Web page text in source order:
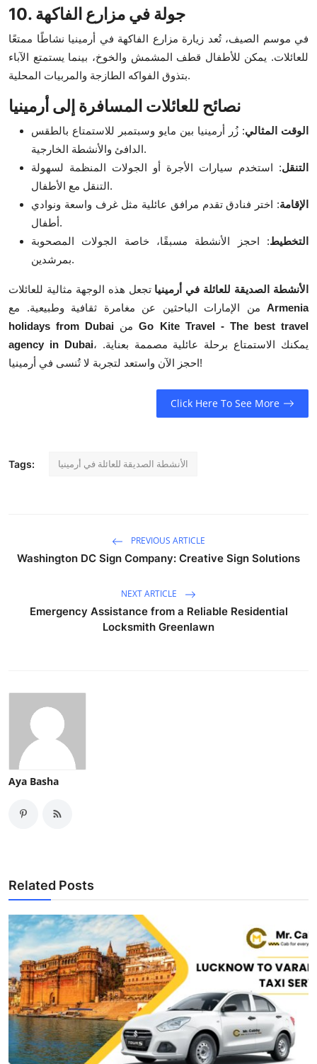
10. جولة في مزارع الفاكهة
في موسم الصيف، تُعد زيارة مزارع الفاكهة في أرمينيا نشاطًا ممتعًا
للعائلات. يمكن للأطفال قطف المشمش والخوخ، بينما يستمتع الآباء
بتذوق الفواكه الطازجة والمربيات المحلية.
نصائح للعائلات المسافرة إلى أرمينيا
الوقت المثالي: زُر أرمينيا بين مايو وسبتمبر للاستمتاع بالطقس
الدافئ والأنشطة الخارجية.
التنقل: استخدم سيارات الأجرة أو الجولات المنظمة لسهولة
التنقل مع الأطفال.
الإقامة: اختر فنادق تقدم مرافق عائلية مثل غرف واسعة ونوادي
أطفال.
التخطيط: احجز الأنشطة مسبقًا، خاصة الجولات المصحوبة
بمرشدين.
الأنشطة الصديقة للعائلة في أرمينيا تجعل هذه الوجهة مثالية للعائلات
Armenia
holidays from Dubai
منGo Kite Travel - The best travel
agency in Dubai، يمكنك الاستمتاع برحلة عائلية مصممة بعناية.
احجز الآن واستعد لتجربة لا تُنسى في أرمينيا!
Click Here To See More
Tags: الأنشطة الصديقة للعائلة في أرمينيا
PREVIOUS ARTICLE
Washington DC Sign Company: Creative Sign Solutions
NEXT ARTICLE
Emergency Assistance from a Reliable Residential
Locksmith Greenlawn
Aya Basha
Related Posts